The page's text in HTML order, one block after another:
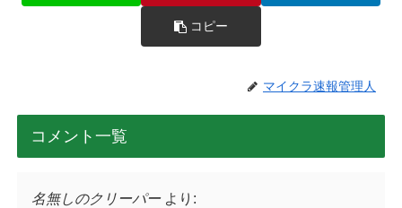
コピー
マイクラ速報管理人
コメント一覧
名無しのクリーパー より: